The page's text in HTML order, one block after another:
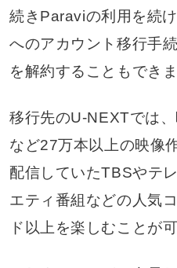
続きParaviの利用を続
へのアカウント移行手
を解約することもできま
移行先のU-NEXTでは
など27万本以上の映像
配信していたTBSやテ
エティ番組などの人気
ド以上を楽しむことが